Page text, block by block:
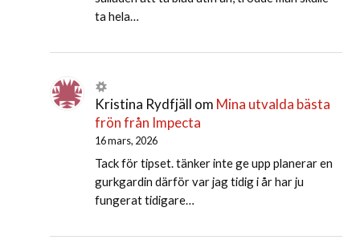
ta hela…
Kristina Rydfjäll om Mina utvalda bästa
frön från Impecta
16 mars, 2026
Tack för tipset. tänker inte ge upp planerar en
gurkgardin därför var jag tidig i år har ju
fungerat tidigare…